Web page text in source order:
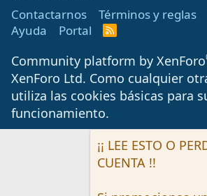
Contactarnos
Términos y reglas
Ayuda
Portal
R
S
Community platform by XenForo
XenForo Ltd. Como cualquier
utiliza las cookies básicas para
funcionamiento.
¡¡ LEE ESTO O
CUENTA !!